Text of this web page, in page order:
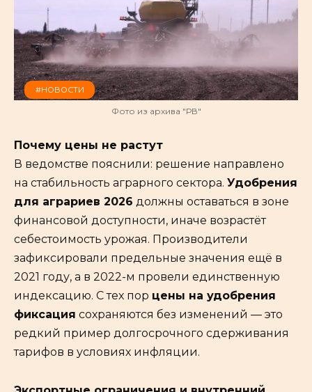
#НОВОСТИ
Фото из архива "РВ"
Почему цены не растут
В ведомстве пояснили: решение направлено
на стабильность аграрного сектора. Удобрения
для аграриев 2026 должны оставаться в зоне
финансовой доступности, иначе возрастёт
себестоимость урожая. Производители
зафиксировали предельные значения ещё в
2021 году, а в 2022-м провели единственную
индексацию. С тех пор цены на удобрения
фиксация сохраняются без изменений — это
редкий пример долгосрочного сдерживания
тарифов в условиях инфляции.